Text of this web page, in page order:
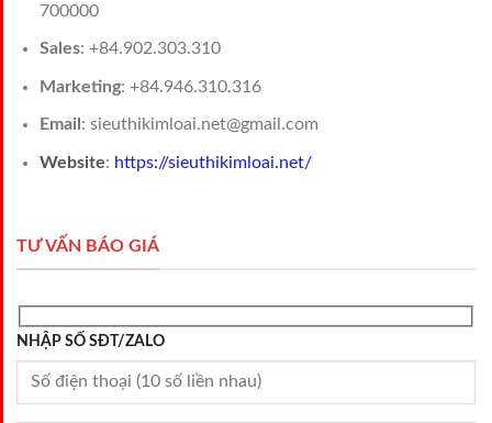
700000
Sales: +84.902.303.310
Marketing: +84.946.310.316
Email : sieuthikimloai.net@gmail.com
Website: https://sieuthikimloai.net/
TƯ VẤN BÁO GIÁ
NHẬP SỐ SĐT/ZALO